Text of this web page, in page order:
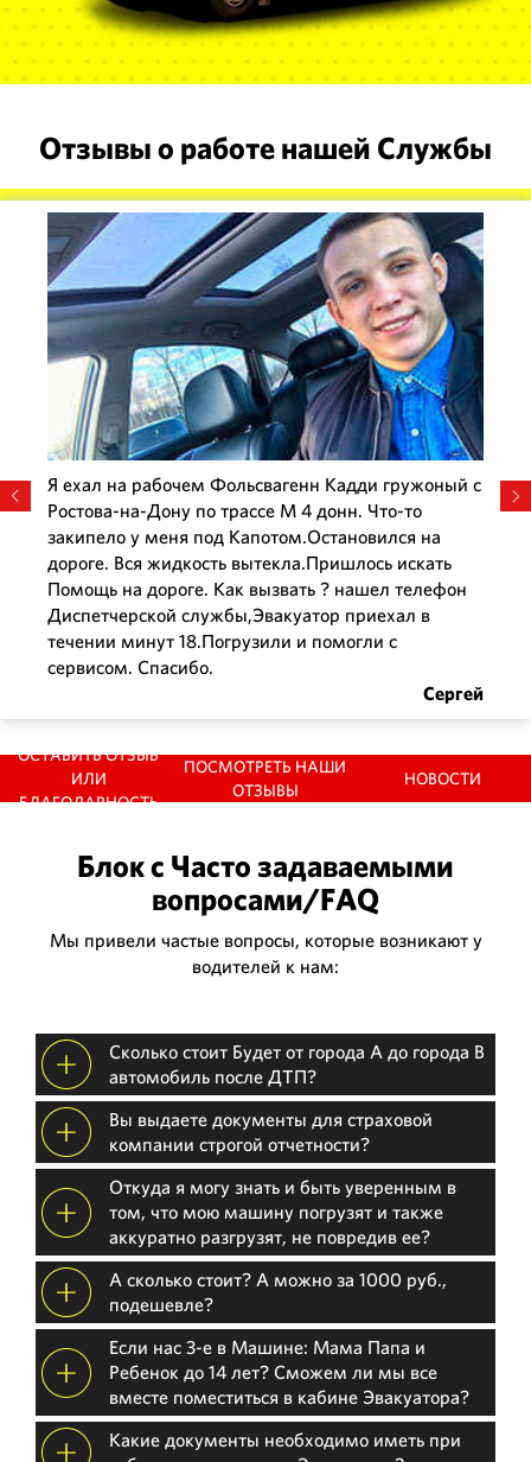
Отзывы о работе нашей Службы
Я ехал на рабочем Фольсвагенн Кадди гружоный с
Ростова-на-Дону по трассе М 4 донн. Что-то
закипело у меня под Капотом.Остановился на
дороге. Вся жидкость вытекла.Пришлось искать
Помощь на дороге. Как вызвать ? нашел телефон
Диспетчерской службы,Эвакуатор приехал в
течении минут 18.Погрузили и помогли с
сервисом. Спасибо.
Сергей
Николай
ОСТАВИТЬ ОТЗЫВ
ИЛИ
БЛАГОДАРНОСТЬ
ПОСМОТРЕТЬ НАШИ
ОТЗЫВЫ
НОВОСТИ
Блок с Часто задаваемыми
вопросами/FAQ
Мы привели частые вопросы, которые возникают у
водителей к нам:
Сколько стоит Будет от города А до города В
автомобиль после ДТП?
Вы выдаете документы для страховой
компании строгой отчетности?
Откуда я могу знать и быть уверенным в
том, что мою машину погрузят и также
аккуратно разгрузят, не повредив ее?
А сколько стоит? А можно за 1000 руб.,
подешевле?
Если нас 3-е в Машине: Мама Папа и
Ребенок до 14 лет? Сможем ли мы все
вместе поместиться в кабине Эвакуатора?
Какие документы необходимо иметь при